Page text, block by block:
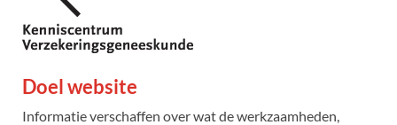
Doel website
Informatie verschaffen over wat de werkzaamheden,